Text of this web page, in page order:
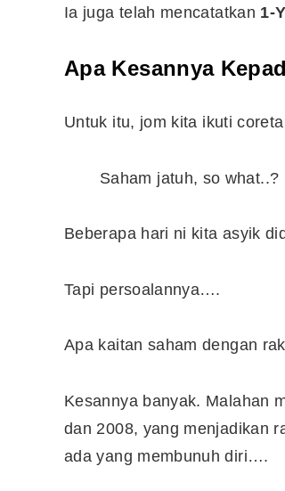
Ia juga telah mencatatkan 1-
Apa Kesannya
Untuk itu, jom kita ikuti
Saham jatuh, so what..?
Beberapa hari ni kita asyik
Tapi persoalannya….
Apa kaitan saham dengan
Kesannya banyak. Malahan
dan 2008, yang menjadikan
ada yang membunuh diri….
Editor Picks
Ini 15 Panduan